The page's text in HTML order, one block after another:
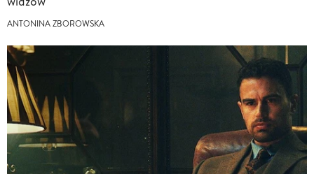
ANTONINA ZBOROWSKA